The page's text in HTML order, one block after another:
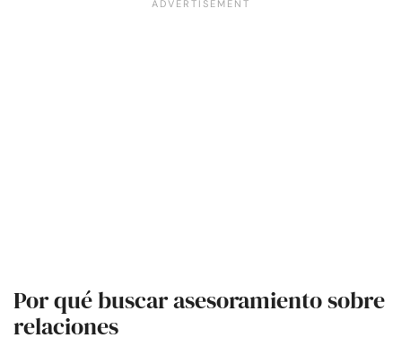
Por qué buscar asesoramiento sobre
relaciones